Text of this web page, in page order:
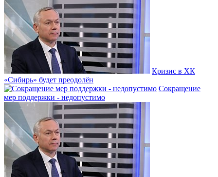
Кризис в ХК
«Сибирь» будет преодолён
Сокращение
мер поддержки - недопустимо